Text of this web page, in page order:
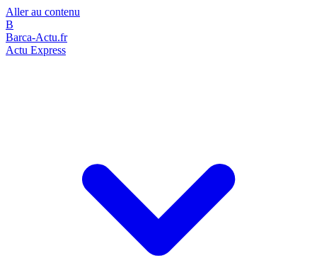
Aller au contenu
B
Barca-Actu.fr
Actu Express